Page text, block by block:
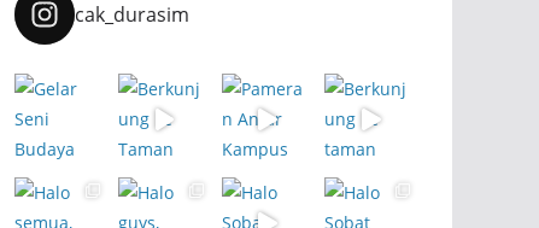
cak_durasim